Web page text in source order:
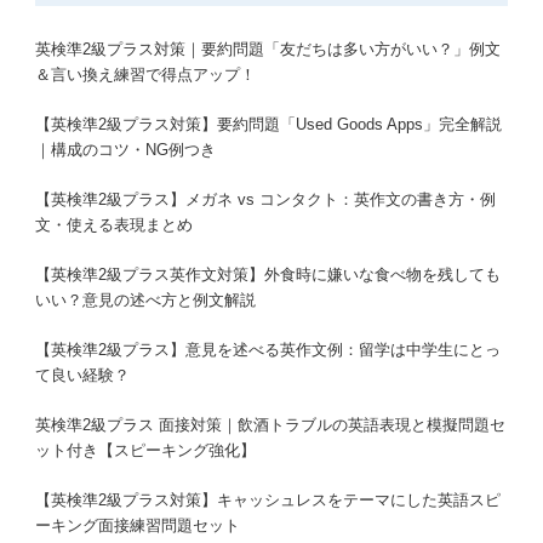
英検準2級プラス対策｜要約問題「友だちは多い方がいい？」例文
＆言い換え練習で得点アップ！
【英検準2級プラス対策】要約問題「Used Goods Apps」完全解説
｜構成のコツ・NG例つき
【英検準2級プラス】メガネ vs コンタクト：英作文の書き方・例
文・使える表現まとめ
【英検準2級プラス英作文対策】外食時に嫌いな食べ物を残しても
いい？意見の述べ方と例文解説
【英検準2級プラス】意見を述べる英作文例：留学は中学生にとっ
て良い経験？
英検準2級プラス 面接対策｜飲酒トラブルの英語表現と模擬問題セ
ット付き【スピーキング強化】
【英検準2級プラス対策】キャッシュレスをテーマにした英語スピ
ーキング面接練習問題セット